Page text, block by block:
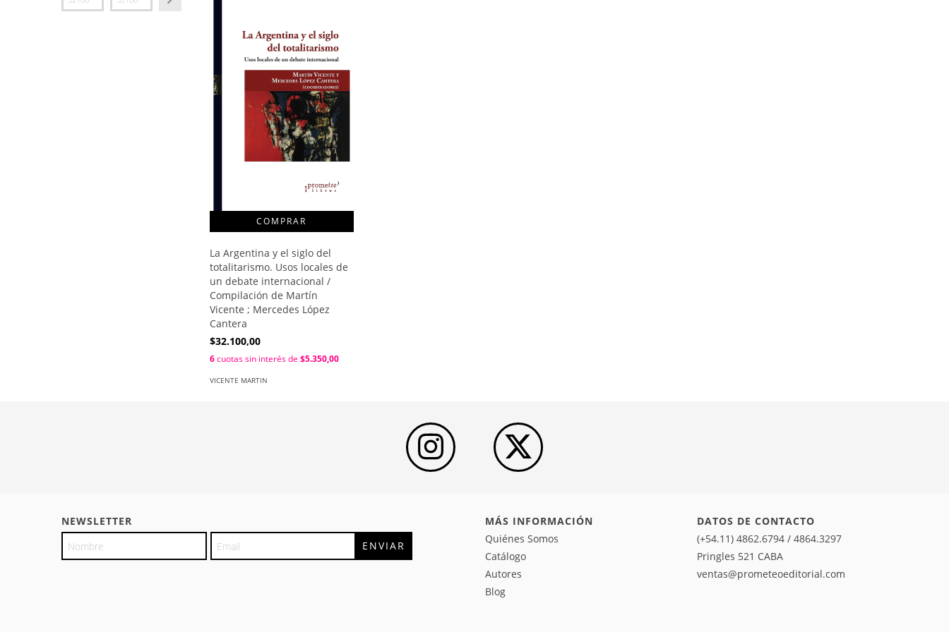
La Argentina y el siglo del
totalitarismo. Usos locales de
un debate internacional /
Compilación de Martín
Vicente ; Mercedes López
Cantera
$32.100,00
6cuotas sin interés de $5.350,00
VICENTE MARTIN
NEWSLETTER
MÁS INFORMACIÓN
Quiénes Somos
Catálogo
Autores
Blog
DATOS DE CONTACTO
(+54.11) 4862.6794 / 4864.3297
Pringles 521 CABA
ventas@prometeoeditorial.com